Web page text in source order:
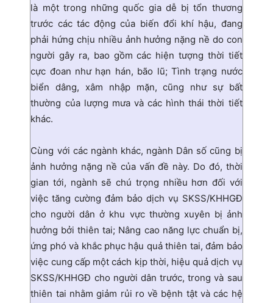
là một trong những quốc gia dễ bị tổn thương
trước các tác động của biến đổi khí hậu, đang
phải hứng chịu nhiều ảnh hưởng nặng nề do con
người gây ra, bao gồm các hiện tượng thời tiết
cực đoan như hạn hán, bão lũ; Tình trạng nước
biển dâng, xâm nhập mặn, cũng như sự bất
thường của lượng mưa và các hình thái thời tiết
khác.
Cùng với các ngành khác, ngành Dân số cũng bị
ảnh hưởng nặng nề của vấn đề này. Do đó, thời
gian tới, ngành sẽ chú trọng nhiều hơn đối với
việc tăng cường đảm bảo dịch vụ SKSS/KHHGĐ
cho người dân ở khu vực thường xuyên bị ảnh
hưởng bởi thiên tai; Nâng cao năng lực chuẩn bị,
ứng phó và khắc phục hậu quả thiên tai, đảm bảo
việc cung cấp một cách kịp thời, hiệu quả dịch vụ
SKSS/KHHGĐ cho người dân trước, trong và sau
thiên tai nhằm giảm rủi ro về bệnh tật và các hệ